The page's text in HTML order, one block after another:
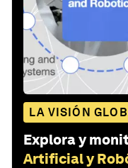
LA VISIÓN
Explora y
Artificial y